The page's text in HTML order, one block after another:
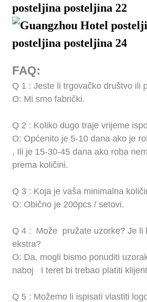
FAQ:
Q 1 : Jeste li trgovačko društvo ili
O: Mi smo fabrički.
Q 2 : Koliko dugo traje vrijeme
O: Općenito je 5-10 dana ako je
, Ili je 15-30-45 dana ako roba
prema količini.
Q 3 : Koja je vaša minimalna
O: Obično je 200pcs / setovi.
Q 4 : Može pružate uzorke? Je li
ekstra?
O: Da, mogli bismo ponuditi
naboj
I teret bi trebao platiti
Q 5 : Možemo li ispisati vlastiti